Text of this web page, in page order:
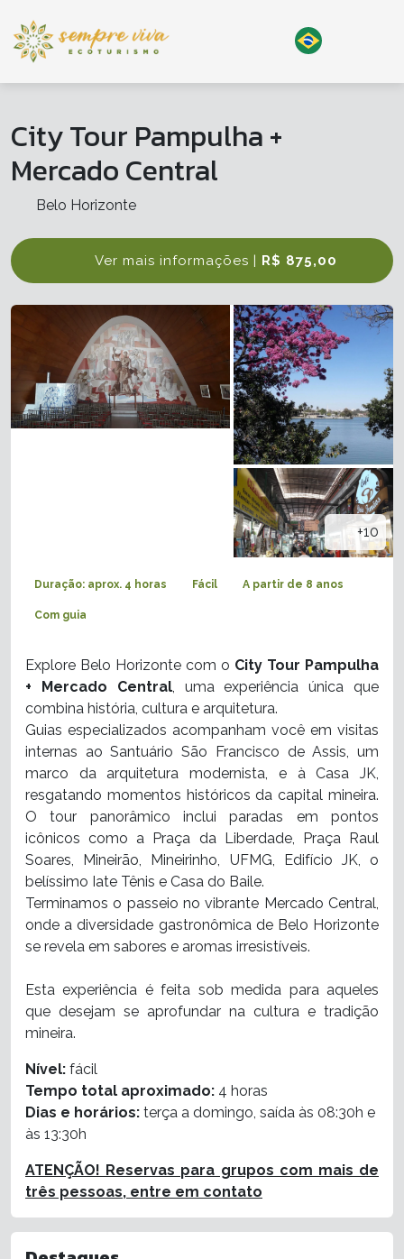
City Tour Pampulha +
Mercado Central
Belo Horizonte
Ver mais informações | R$ 875,00
+10
Duração: aprox. 4 horas Fácil A partir de 8 anos
Com guia
Explore Belo Horizonte com o City Tour Pampulha
+ Mercado Central, uma experiência única que
combina história, cultura e arquitetura.
Guias especializados acompanham você em visitas
internas ao Santuário São Francisco de Assis, um
marco da arquitetura modernista, e à Casa JK,
resgatando momentos históricos da capital mineira.
O tour panorâmico inclui paradas em pontos
icônicos como a Praça da Liberdade, Praça Raul
Soares, Mineirão, Mineirinho, UFMG, Edifício JK, o
belíssimo Iate Tênis e Casa do Baile.
Terminamos o passeio no vibrante Mercado Central,
onde a diversidade gastronômica de Belo Horizonte
se revela em sabores e aromas irresistíveis.
Esta experiência é feita sob medida para aqueles
que desejam se aprofundar na cultura e tradição
mineira.
Nível: fácil
Tempo total aproximado: 4 horas
Dias e horários: terça a domingo, saída às 08:30h e
às 13:30h
ATENÇÃO! Reservas para grupos com mais de
três pessoas, entre em contato